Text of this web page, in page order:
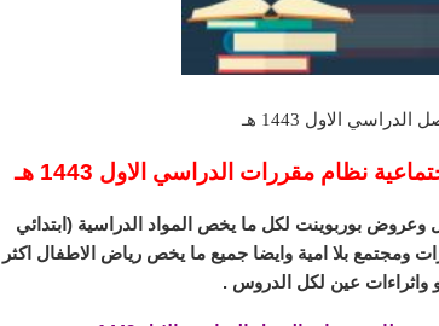
الاول 1443 هـ
نظام مقررات الدراسي الاول 1443 هـ
بوربوينت لكل ما يخص المواد الدراسية (ابتدائي
ومجتمع بلا امية وايضا جميع ما يخص رياض الاطفال اكثر
واثراءات عين لكل الدروس .